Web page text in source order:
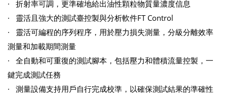
· 折射率可調，更準確地給出油性顆粒物質量濃度信息
· 靈活且強大的測試臺控製與分析軟件FT Control
· 靈活可編程的序列程序，用於壓力損失測量，分級分離效率
測量和加載期間測量
· 全自動和可重復的測試腳本，包括壓力和體積流量控製，一
鍵完成測試任務
· 測量設備支持用戶自行完成校準，以確保測試結果的準確性